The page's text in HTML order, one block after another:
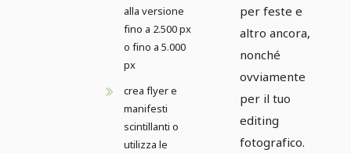
alla versione
fino a 2.500 px
o fino a 5.000
px
crea flyer e
manifesti
scintillanti o
utilizza le
per feste e
altro ancora,
nonché
ovviamente
per il tuo
editing
fotografico.